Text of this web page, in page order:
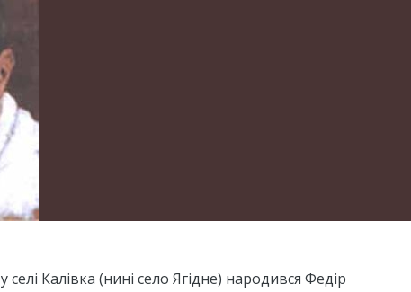
селі Калівка (нині село Ягідне) народився Федір